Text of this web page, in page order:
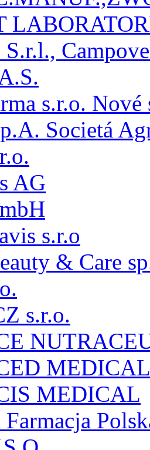
s.r.o.
Societá
AG
s.r.o
& Care
s.r.o.
MEDICAL